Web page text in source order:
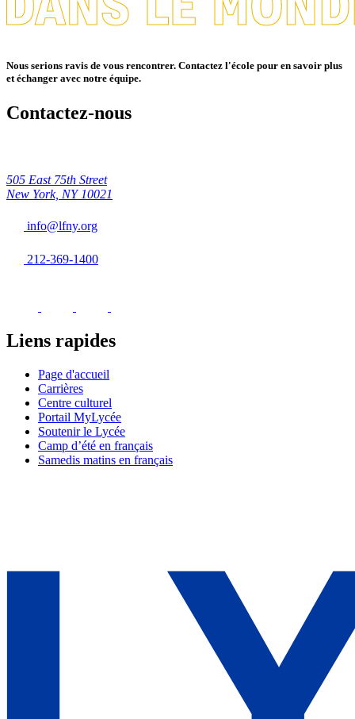
Nous serions ravis de vous rencontrer. Contactez l'école pour en savoir plus
et échanger avec notre équipe.
Contactez-nous
505 East 75th Street
New York, NY 10021
info@lfny.org
212-369-1400
Liens rapides
Page d'accueil
Carrières
Centre culturel
Portail MyLycée
Soutenir le Lycée
Camp d’été en français
Samedis matins en français